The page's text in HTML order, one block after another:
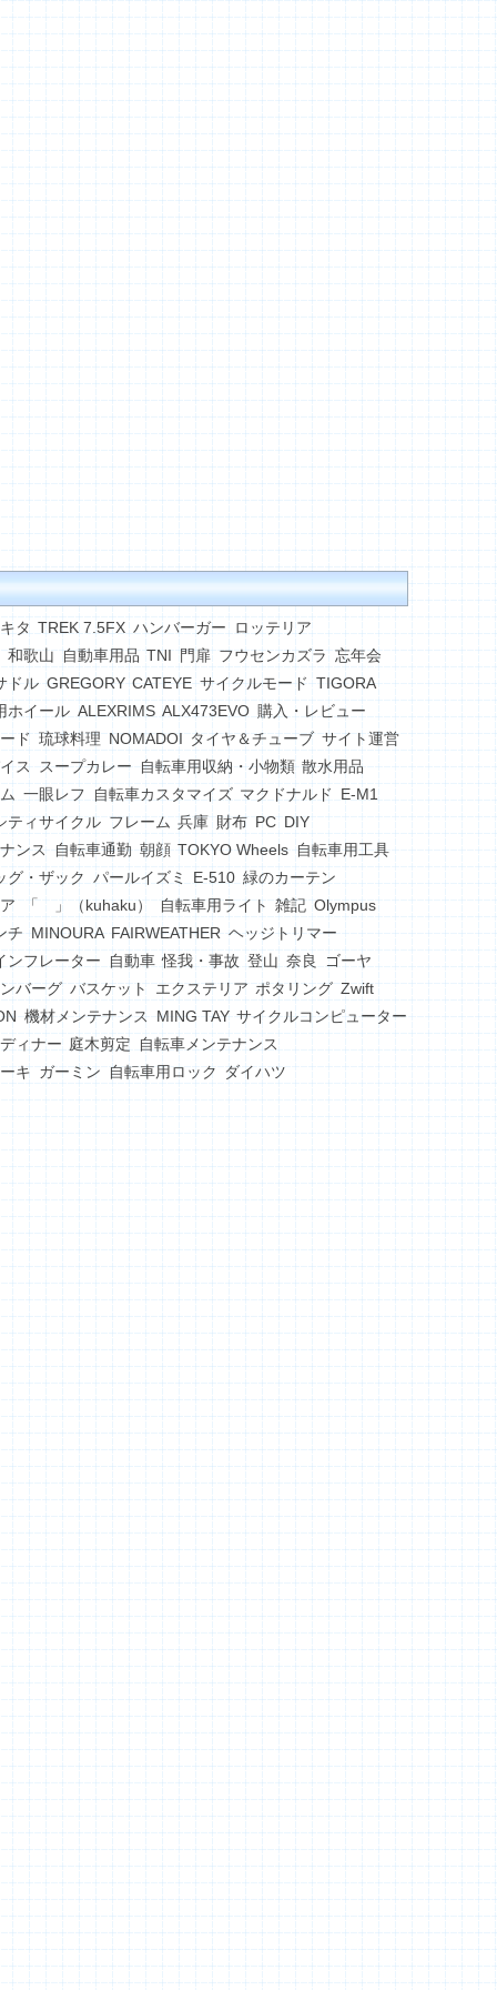
タ TREK 7.5FX ハンバーガー
ロッテリア
和歌山 自動車用品 TNI 門扉 フウセンカズラ 忘年会
ドル GREGORY CATEYE サイクルモード TIGORA
ホイール ALEXRIMS ALX473EVO 購入・レビュー
ド 琉球料理 NOMADOI タイヤ＆チューブ サイト運営
ス スープカレー 自転車用収納・小物類 散水用品
一眼レフ 自転車カスタマイズ マクドナルド
E-M1
ティサイクル フレーム 兵庫 財布 PC DIY
ンス 自転車通勤 朝顔 TOKYO Wheels 自転車用工具
グ・ザック パールイズミ E-510 緑のカーテン
「 」（kuhaku） 自転車用ライト 雑記 Olympus
チ MINOURA FAIRWEATHER ヘッジトリマー
ンフレーター
自動車 怪我・事故 登山 奈良
ゴーヤ
バーグ バスケット エクステリア ポタリング Zwift
機材メンテナンス MING TAY サイクルコンピューター
ディナー 庭木剪定
自転車メンテナンス
キ ガーミン 自転車用ロック ダイハツ